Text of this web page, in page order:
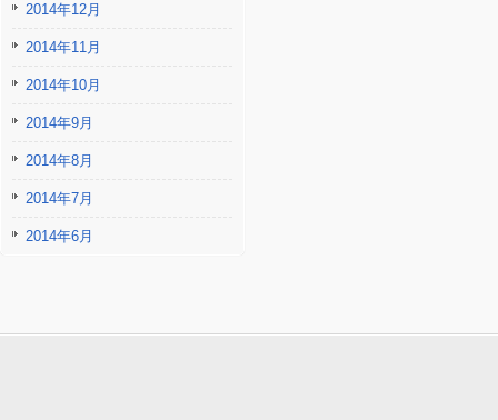
2014年12月
2014年11月
2014年10月
2014年9月
2014年8月
2014年7月
2014年6月